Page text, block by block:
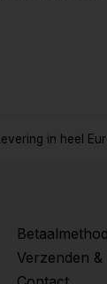
in heel
Verzenden